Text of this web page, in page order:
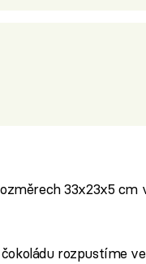
33x23x5
rozpustíme